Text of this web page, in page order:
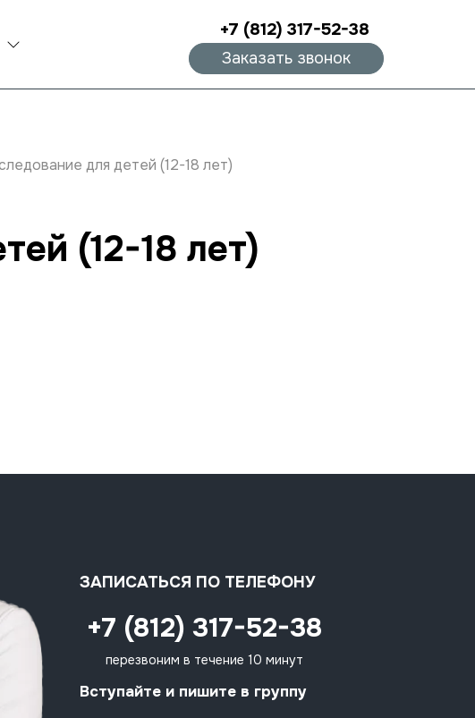
+7 (812) 317-52-38
Заказать звонок
для детей (12-18 лет)
(12-18 лет)
ЗАПИСАТЬСЯ ПО ТЕЛЕФОНУ
+7 (812) 317-52-38
перезвоним в течение 10 минут
Вступайте и пишите в группу